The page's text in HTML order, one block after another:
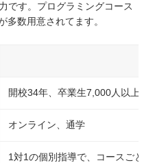
です。プログラミングコース
多数用意されてます。
開校34年、卒業生7,000人以上、
オンライン、通学
1対1の個別指導で、コースごと